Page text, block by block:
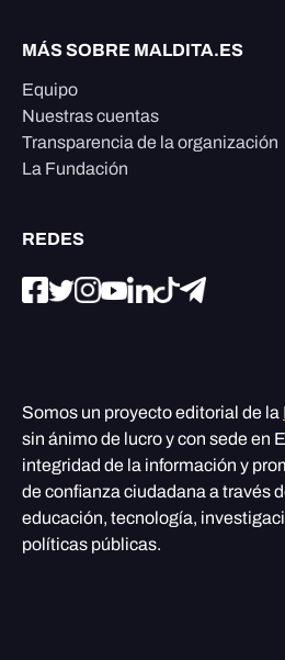
MÁS SOBRE MALDITA.ES
Equipo
Nuestras cuentas
Transparencia de la organización
La Fundación
REDES
Somos un proyecto editorial de la
sin ánimo de lucro y con sede en
integridad de la información y
de confianza ciudadana a través
educación, tecnología,
políticas públicas.